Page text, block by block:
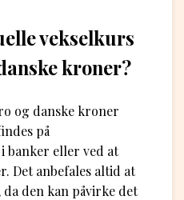
vekselkurs
kroner?
og danske kroner
på
banker eller ved at
Det anbefales altid at
den kan påvirke det